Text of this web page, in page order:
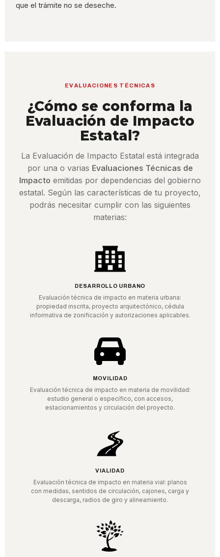
que el trámite no se deseche.
EVALUACIONES TÉCNICAS
¿Cómo se conforma la
Evaluación de Impacto
Estatal?
La Evaluación de Impacto Estatal está integrada
por una o varias Evaluaciones Técnicas de
Impacto emitidas por dependencias del gobierno
estatal. Según las características de tu proyecto,
podrás necesitar cumplir con las siguientes
materias:
DESARROLLO URBANO
Evaluación técnica de impacto en materia urbana:
propiedad inscrita, proyecto arquitectónico, cédula
informativa de zonificación y autorizaciones aplicables.
MOVILIDAD
Evaluación técnica de impacto en materia de movilidad:
estudio general o específico, con accesos,
estacionamientos y circulación del proyecto.
VIALIDAD
Evaluación técnica de impacto en materia vial: planos
con medidas, sentidos de circulación, cajones, carga y
descarga, radios de giro y alineamiento.